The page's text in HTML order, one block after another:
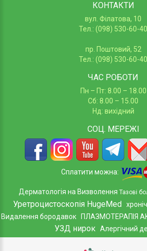
КОНТАКТИ
вул. Філатова, 10
Тел.: (098) 530-60-40
пр. Поштовий, 52
Тел.: (098) 530-60-40
ЧАС РОБОТИ
Пн – Пт: 8.00 – 18.00
Сб: 8.00 – 15.00
Нд: вихідний
СОЦ. МЕРЕЖІ
Сплатити можна:
Дерматологія на Визволення Тазові
Уретроцистоскопія HugeMed
Видалення бородавок ПЛАЗМОТЕРАПІЯ
УЗД нирок Алергічний